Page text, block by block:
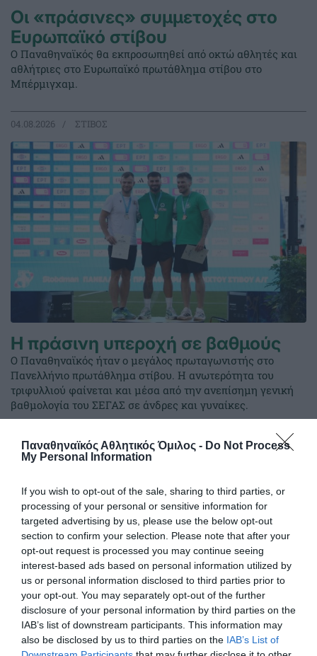
Παναθηναϊκός Αθλητικός Όμιλος - Do Not Process
My Personal Information
If you wish to opt-out of the sale, sharing to third parties, or
processing of your personal or sensitive information for
targeted advertising by us, please use the below opt-out
section to confirm your selection. Please note that after your
opt-out request is processed you may continue seeing
interest-based ads based on personal information utilized by
us or personal information disclosed to third parties prior to
your opt-out. You may separately opt-out of the further
disclosure of your personal information by third parties on the
IAB’s list of downstream participants. This information may
also be disclosed by us to third parties on the IAB’s List of
Οι «πράσινες» συμμετοχές στο
Ευρωπαϊκό στίβου
Ο Παναθηναϊκός θα εκπροσωπηθεί από οκτώ αθλητές και
αθλήτριες στο Ευρωπαϊκό πρωτάθλημα στίβου στο
Μπέρμιγχαμ.
04.08.2026 ΣΤΙΒΟΣ
Η πράσινη υπεροχή σε βαθμούς
Ο Παναθηναϊκός ήταν ο μεγάλος πρωταγωνιστής στο
Πανελλήνιο πρωτάθλημα στίβου. Η ανωτερότητα του
τριφυλλιού φαίνεται και μέσα από την ανεπίσημη γενική
βαθμολογία του ΣΕΓΑΣ σε άνδρες και γυναίκες.
28.07.2026 ΣΤΙΒΟΣ